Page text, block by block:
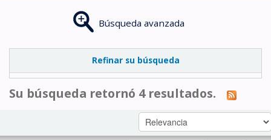
Búsqueda avanzada
Refinar su búsqueda
Su búsqueda retornó 4 resultados.